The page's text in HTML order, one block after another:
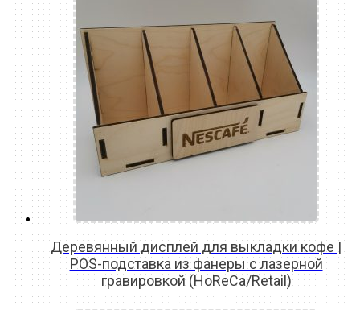
Деревянный дисплей для выкладки кофе |
POS-подставка из фанеры с лазерной
гравировкой (HoReCa/Retail)
READ MORE